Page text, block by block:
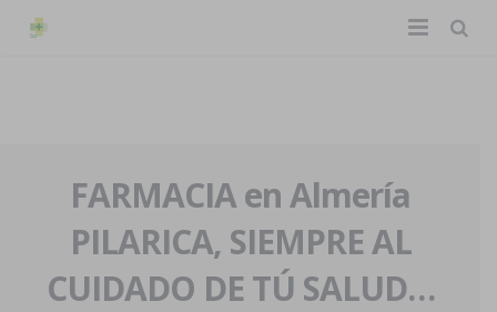
La farmacia
Nuestra historia
Nuestro equipo
Eventos
Servicios y reservas
FARMACIA en Almería
PILARICA, SIEMPRE AL
CUIDADO DE TÚ SALUD…